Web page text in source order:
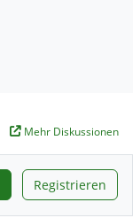
Mehr Diskussionen
Registrieren